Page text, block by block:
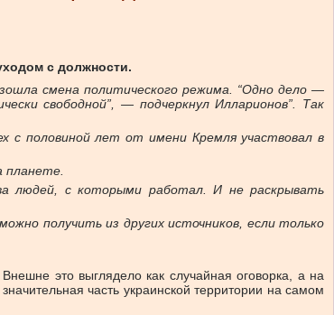
с должности.
смена политического режима. “Одно дело —
свободной”, — подчеркнул Илларионов”. Так
с половиной лет от имени Кремля участвовал в
планете.
людей, с которыми работал. И не раскрывать
получить из других источников, если только
это выглядело как случайная оговорка, а на
часть украинской территории на самом